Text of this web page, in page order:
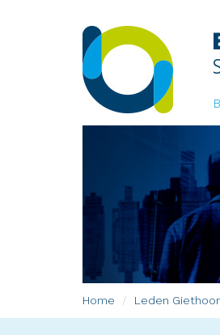
Home Leden